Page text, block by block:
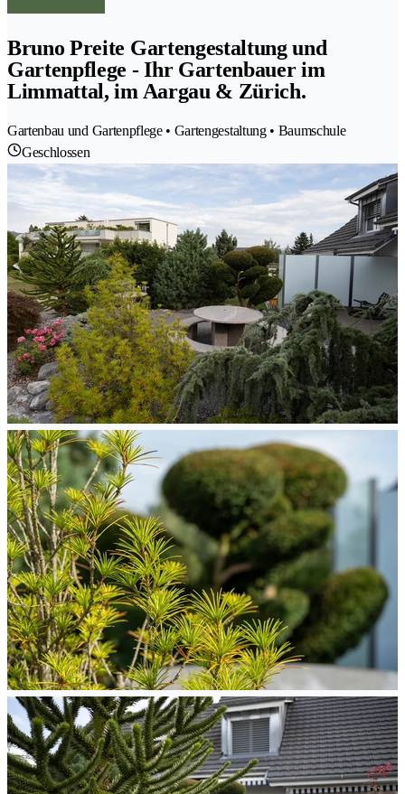
Bruno Preite Gartengestaltung und
Gartenpflege - Ihr Gartenbauer im
Limmattal, im Aargau & Zürich.
Gartenbau und Gartenpflege • Gartengestaltung • Baumschule
Geschlossen